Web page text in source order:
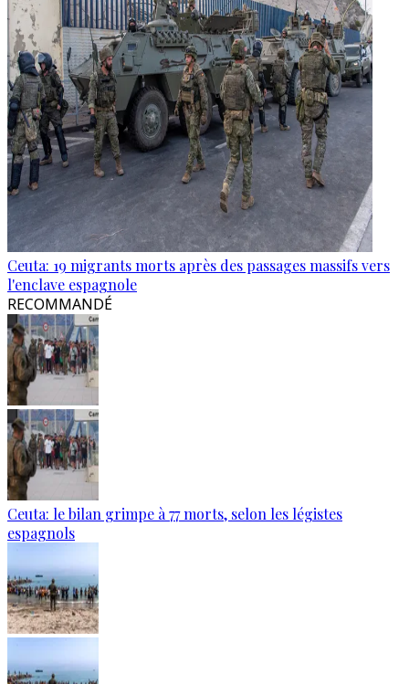
Ceuta: 19 migrants morts après des passages massifs vers
l'enclave espagnole
RECOMMANDÉ
Ceuta: le bilan grimpe à 77 morts, selon les légistes
espagnols